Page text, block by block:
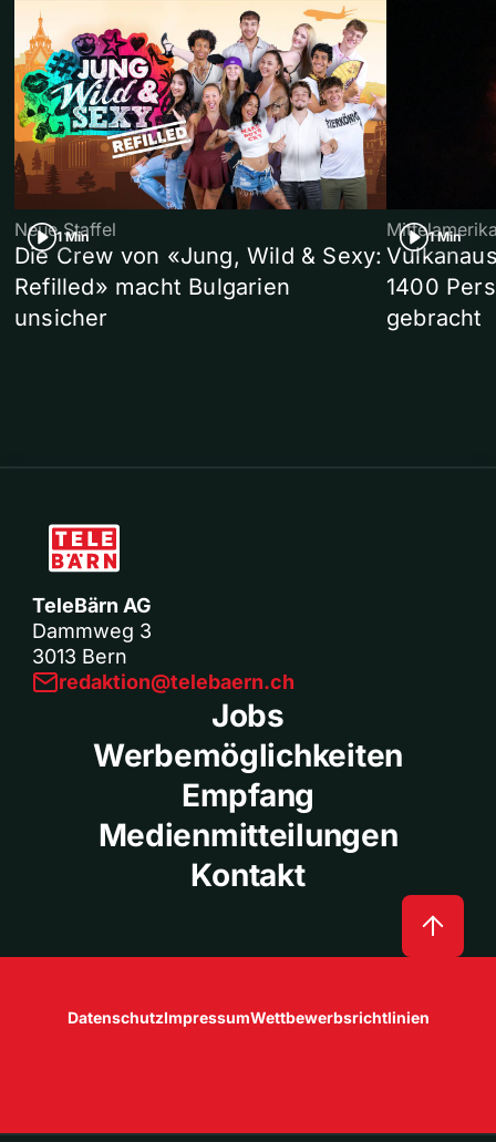
1 Min
Neue Staffel
Die Crew von «Jung, Wild & Sexy:
Refilled» macht Bulgarien
unsicher
1 Min
1400
gebracht
TeleBärn AG
Dammweg 3
3013 Bern
redaktion@telebaern.ch
Jobs
Werbemöglichkeiten
Empfang
Medienmitteilungen
Kontakt
DatenschutzImpressumWettbewerbsrichtlinien